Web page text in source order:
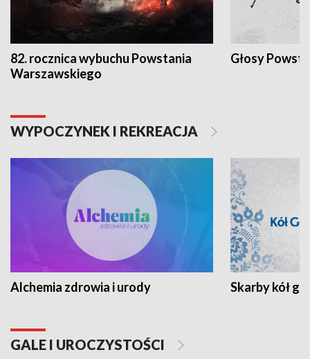
82. rocznica wybuchu Powstania
Warszawskiego
Głosy
WYPOCZYNEK I REKREACJA
Alchemia zdrowia i urody Skarby kół
GALE I UROCZYSTOŚCI